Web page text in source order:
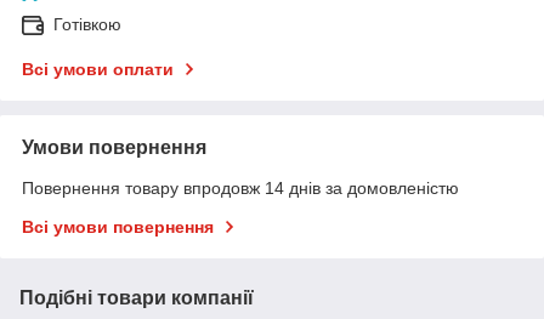
Готівкою
Всі умови оплати
Умови повернення
Повернення товару впродовж 14 днів за домовленістю
Всі умови повернення
Подібні товари компанії